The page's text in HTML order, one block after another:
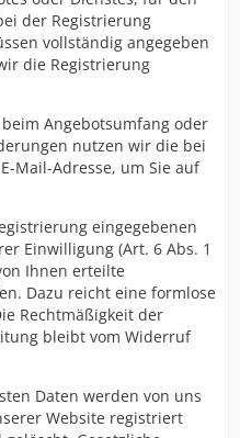
der Registrierung
vollständig angegeben
die Registrierung
Angebotsumfang oder
nutzen wir die bei
Mail-Adresse, um Sie auf
eingegebenen
Einwilligung (Art. 6 Abs. 1
Ihnen erteilte
Dazu reicht eine formlose
Rechtmäßigkeit der
bleibt vom Widerruf
Daten werden von uns
Website registriert